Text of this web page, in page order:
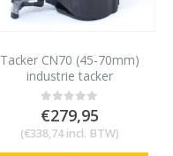
Tacker CN70 (45-70mm)
industrie tacker
0out of 5
€279,95
(€338,74incl. BTW)